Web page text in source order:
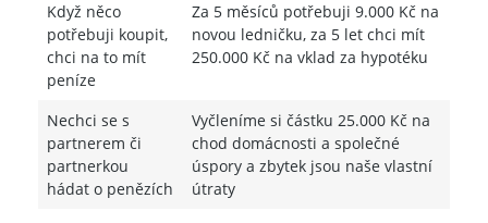
Když něco
potřebuji koupit,
chci na to mít
peníze
Za 5 měsíců potřebuji 9.000 Kč na
novou ledničku, za 5 let chci mít
250.000 Kč na vklad za hypotéku
Nechci se s
partnerem či
partnerkou
hádat o penězích
Vyčleníme si částku 25.000 Kč na
chod domácnosti a společné
úspory a zbytek jsou naše vlastní
útraty